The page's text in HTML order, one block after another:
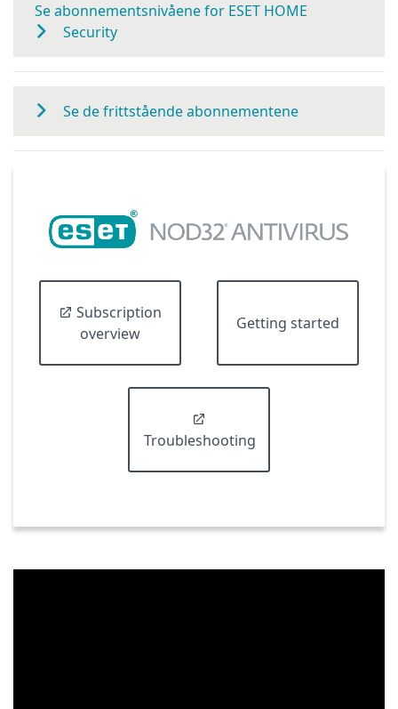
Se abonnementsnivåene for ESET HOME
Security
Se de frittstående abonnementene
Subscription
overview
Getting started
Troubleshooting